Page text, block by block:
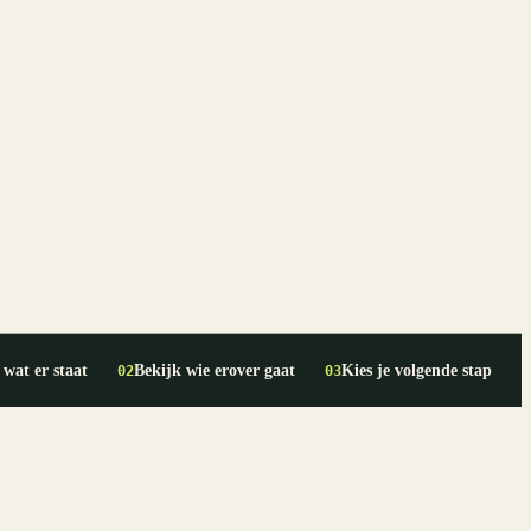
wat er staat 02Bekijk wie erover gaat 03Kies je volgende stap